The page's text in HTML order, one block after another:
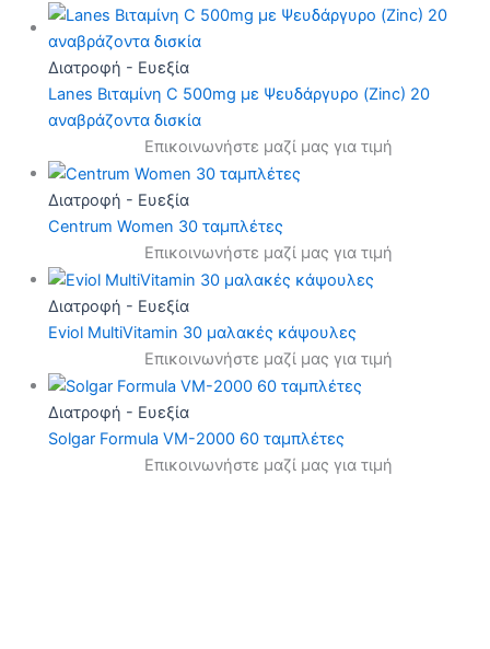
Διατροφή - Ευεξία
Lanes Βιταμίνη C 500mg με Ψευδάργυρο (Zinc) 20
αναβράζοντα δισκία
Επικοινωνήστε μαζί μας για τιμή
Διατροφή - Ευεξία
Centrum Women 30 ταμπλέτες
Επικοινωνήστε μαζί μας για τιμή
Διατροφή - Ευεξία
Eviol MultiVitamin 30 μαλακές κάψουλες
Επικοινωνήστε μαζί μας για τιμή
Διατροφή - Ευεξία
Solgar Formula VM-2000 60 ταμπλέτες
Επικοινωνήστε μαζί μας για τιμή